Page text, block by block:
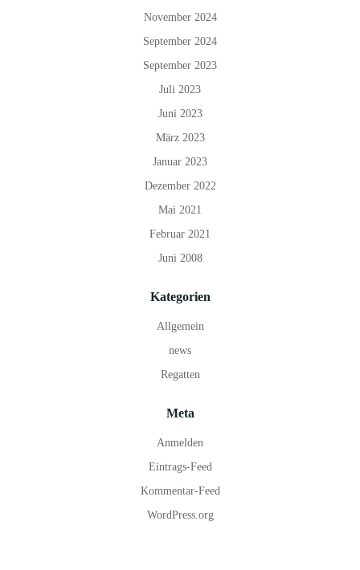
November 2024
September 2024
September 2023
Juli 2023
Juni 2023
März 2023
Januar 2023
Dezember 2022
Mai 2021
Februar 2021
Juni 2008
Kategorien
Allgemein
news
Regatten
Meta
Anmelden
Eintrags-Feed
Kommentar-Feed
WordPress.org